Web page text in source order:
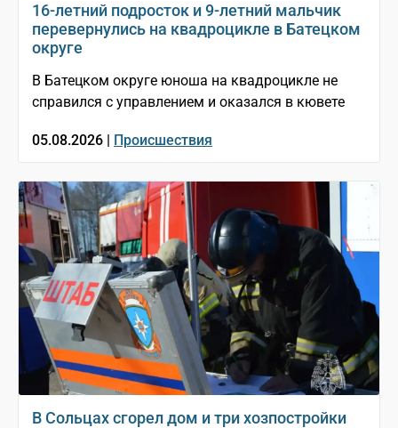
16-летний подросток и 9-летний мальчик
перевернулись на квадроцикле в Батецком
округе
В Батецком округе юноша на квадроцикле не
справился с управлением и оказался в кювете
05.08.2026 | Происшествия
В Сольцах сгорел дом и три хозпостройки